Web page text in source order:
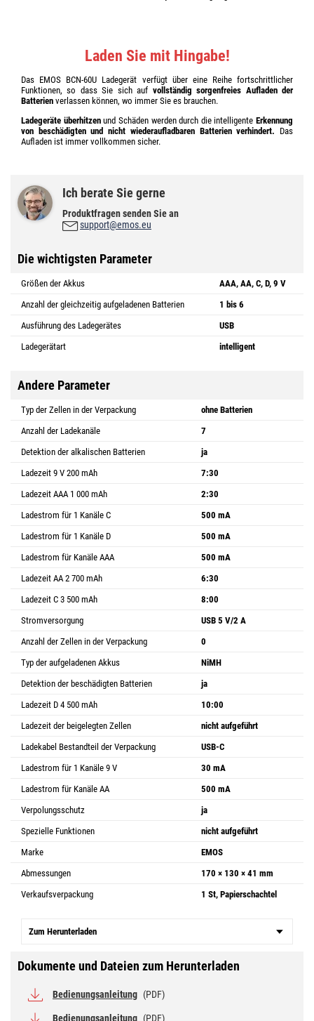
Laden Sie mit Hingabe!
Das EMOS BCN-60U Ladegerät verfügt über eine Reihe fortschrittlicher
Funktionen, so dass Sie sich auf vollständig sorgenfreies Aufladen der
Batterien verlassen können, wo immer Sie es brauchen.
Ladegeräte überhitzenund Schäden werden durch die intelligente Erkennung
von beschädigten und nicht wiederaufladbaren Batterien verhindert. Das
Aufladen ist immer vollkommen sicher.
Ich berate Sie gerne
Produktfragen senden Sie an
support@emos.eu
Die wichtigsten Parameter
Größen der Akkus
AAA, AA, C, D, 9 V
Anzahl der gleichzeitig aufgeladenen Batterien
1 bis 6
Ausführung des Ladegerätes
USB
Ladegerätart
intelligent
Andere Parameter
Typ der Zellen in der Verpackung
ohne Batterien
Anzahl der Ladekanäle
7
Detektion der alkalischen Batterien
ja
Ladezeit 9 V 200 mAh
7:30
Ladezeit AAA 1 000 mAh
2:30
Ladestrom für 1 Kanäle C
500 mA
Ladestrom für 1 Kanäle D
500 mA
Ladestrom für Kanäle AAA
500 mA
Ladezeit AA 2 700 mAh
6:30
Ladezeit C 3 500 mAh
8:00
Stromversorgung
USB 5 V/2 A
Anzahl der Zellen in der Verpackung
0
Typ der aufgeladenen Akkus
NiMH
Detektion der beschädigten Batterien
ja
Ladezeit D 4 500 mAh
10:00
Ladezeit der beigelegten Zellen
nicht aufgeführt
Ladekabel Bestandteil der Verpackung
USB-C
Ladestrom für 1 Kanäle 9 V
30 mA
Ladestrom für Kanäle AA
500 mA
Verpolungsschutz
ja
Spezielle Funktionen
nicht aufgeführt
Marke
EMOS
Abmessungen
170 × 130 × 41 mm
Verkaufsverpackung
1 St, Papierschachtel
Zum Herunterladen
Dokumente und Dateien zum Herunterladen
Bedienungsanleitung (PDF)
Bedienungsanleitung (PDF)